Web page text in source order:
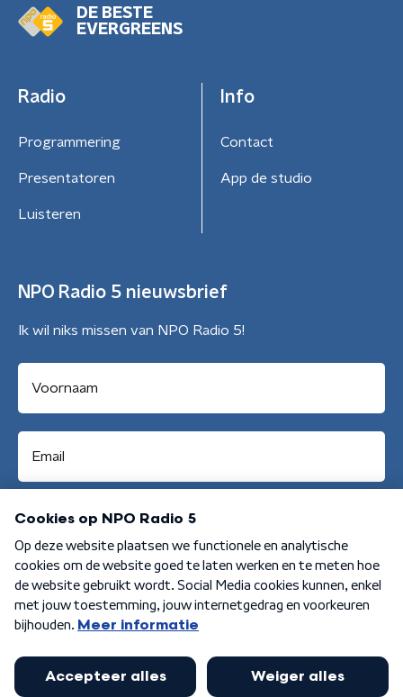
DE BESTE
EVERGREENS
Radio
Programmering
Presentatoren
Luisteren
Info
Contact
App de studio
NPO Radio 5 nieuwsbrief
Ik wil niks missen van NPO Radio 5!
Aanmelden
Algemene voorwaarden Privacybeleid